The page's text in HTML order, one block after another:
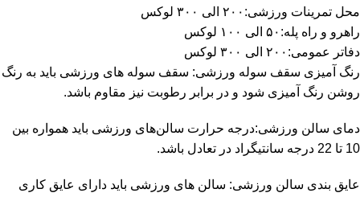
محل تمرینات ورزشی:۲۰۰ الی ۳۰۰ لوکس
راهرو و راه پله:۵۰ الی ۱۰۰ لوکس
دفاتر عمومی:۲۰۰ الی ۳۰۰ لوکس
رنگ آمیزی سقف سوله ورزشی: سقف سوله های ورزشی باید به رنگ
روشن رنگ آمیزی شود و در برابر رطوبت نیز مقاوم باشد.
دمای سالن ورزشی:درجه حرارت سالن‌های ورزشی باید همواره بین
10 تا 22 درجه سانتیگراد در تعادل باشد.
عایق بندی سالن ورزشی: سالن های ورزشی باید دارای عایق کاری